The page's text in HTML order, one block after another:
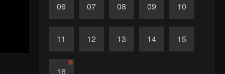
06 07 08 09 10
11 12 13 14 15
16
终